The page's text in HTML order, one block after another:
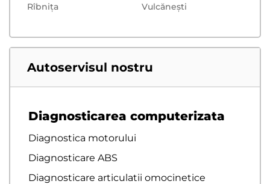
Rîbnița
Vulcăneşti
Autoservisul nostru
Diagnosticarea computerizata
Diagnostica motorului
Diagnosticare ABS
Diagnosticare articulatii omocinetice